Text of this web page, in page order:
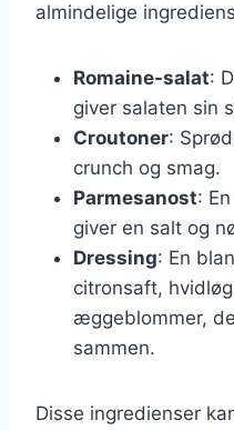
almindelige
Romaine-salat:
giver salaten sin
Croutoner:
crunch og smag.
Parmesanost:
giver en salt og
Dressing: En
citronsaft,
æggeblommer,
sammen.
Disse ingredienser